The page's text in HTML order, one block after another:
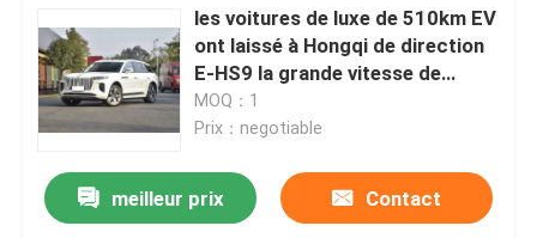
les voitures de luxe de 510km EV
ont laissé à Hongqi de direction
E-HS9 la grande vitesse de
voiture électrique
MOQ：1
Prix：negotiable
meilleur prix Contact